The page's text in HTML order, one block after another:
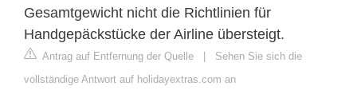
Gesamtgewicht nicht die Richtlinien für
Handgepäckstücke der Airline übersteigt.
Antrag auf Entfernung der Quelle | Sehen Sie sich die
vollständige Antwort auf holidayextras.com an